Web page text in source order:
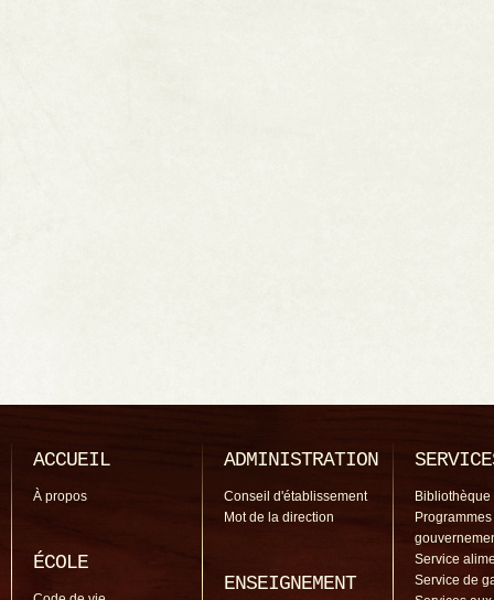
ACCUEIL
À propos
ÉCOLE
ADMINISTRATION
Conseil d'établissement
Mot de la direction
ENSEIGNEMENT
Bibliothèque
Programmes
Service
Service de